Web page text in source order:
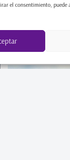
el consentimiento,